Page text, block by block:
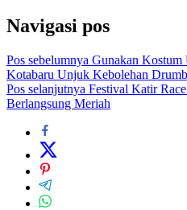
Navigasi pos
Pos sebelumnya Gunakan Kostum
Kotabaru Unjuk Kebolehan
Pos selanjutnya Festival Katir
Berlangsung Meriah